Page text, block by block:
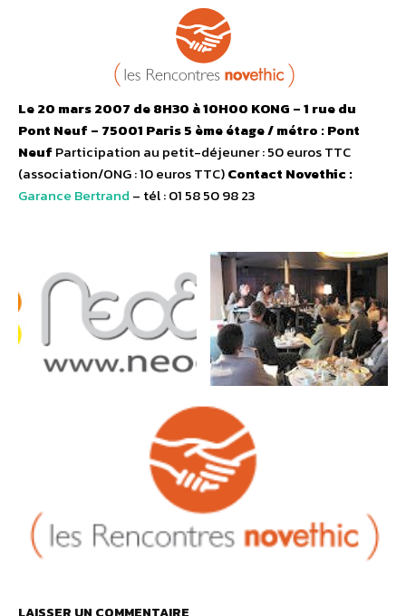
Le 20 mars 2007 de 8H30 à 10H00 KONG – 1 rue du
Pont Neuf – 75001 Paris 5 ème étage / métro : Pont
Neuf Participation au petit-déjeuner : 50 euros TTC
(association/ONG : 10 euros TTC)Contact Novethic :
Garance Bertrand – tél : 01 58 50 98 23